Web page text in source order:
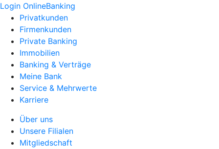
Login OnlineBanking
Privatkunden
Firmenkunden
Private Banking
Immobilien
Banking & Verträge
Meine Bank
Service & Mehrwerte
Karriere
Über uns
Unsere Filialen
Mitgliedschaft